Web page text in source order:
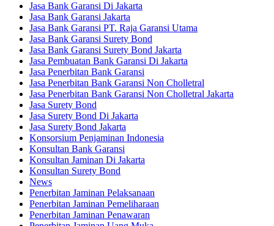
Jasa Bank Garansi Di Jakarta
Jasa Bank Garansi Jakarta
Jasa Bank Garansi PT. Raja Garansi Utama
Jasa Bank Garansi Surety Bond
Jasa Bank Garansi Surety Bond Jakarta
Jasa Pembuatan Bank Garansi Di Jakarta
Jasa Penerbitan Bank Garansi
Jasa Penerbitan Bank Garansi Non Cholletral
Jasa Penerbitan Bank Garansi Non Cholletral Jakarta
Jasa Surety Bond
Jasa Surety Bond Di Jakarta
Jasa Surety Bond Jakarta
Konsorsium Penjaminan Indonesia
Konsultan Bank Garansi
Konsultan Jaminan Di Jakarta
Konsultan Surety Bond
News
Penerbitan Jaminan Pelaksanaan
Penerbitan Jaminan Pemeliharaan
Penerbitan Jaminan Penawaran